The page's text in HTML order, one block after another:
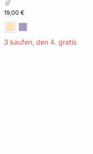
19,00 €
3 kaufen, den 4. gratis